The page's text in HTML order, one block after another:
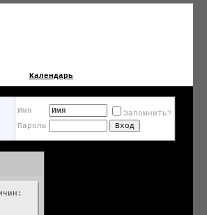
Календарь
Имя
Запомнить?
Пароль